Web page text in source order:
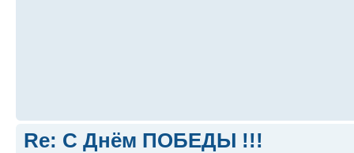
Re: С Днём ПОБЕДЫ !!!